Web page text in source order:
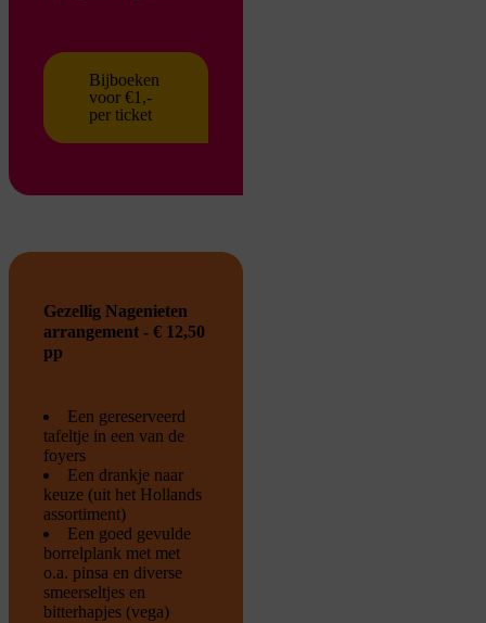
Bijboeken
voor €1,-
per ticket
Gezellig Nagenieten
arrangement - € 12,50
pp
Een gereserveerd
tafeltje in een van de
foyers
Een drankje naar
keuze (uit het Hollands
assortiment)
Een goed gevulde
borrelplank met met
o.a. pinsa en diverse
smeerseltjes en
bitterhapjes (vega)